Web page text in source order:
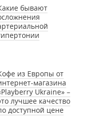
бывают
из Европы от
магазина
Ukraine» –
лучшее качество
доступной цене